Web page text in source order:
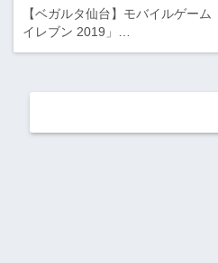
【ベガルタ仙台】モバイルゲーム
イレブン 2019」…